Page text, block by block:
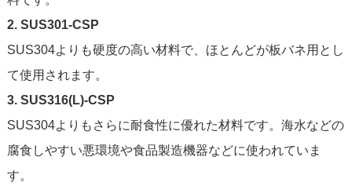
2. SUS301-CSP
SUS304よりも硬度の高い材料で、ほとんどが板バネ用とし
て使用されます。
3. SUS316(L)-CSP
SUS304よりもさらに耐食性に優れた材料です。海水などの
腐食しやすい悪環境や食品製造機器などに使われていま
す。